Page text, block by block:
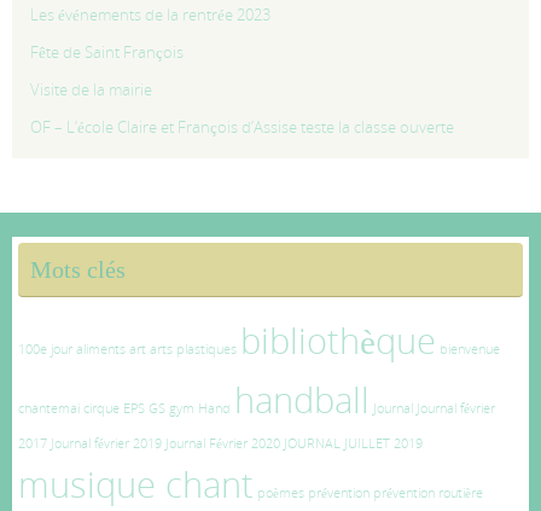
Les événements de la rentrée 2023
Fête de Saint François
Visite de la mairie
OF – L’école Claire et François d’Assise teste la classe ouverte
Mots clés
100e jour aliments art arts plastiques bibliothèque bienvenue
chantemai cirque EPS GS gym Hand handball Journal Journal février
2017 Journal février 2019 Journal Février 2020 JOURNAL JUILLET 2019
musique chant poèmes prévention prévention routière